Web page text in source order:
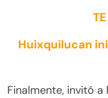
Huixquilucan
Finalmente, invitó